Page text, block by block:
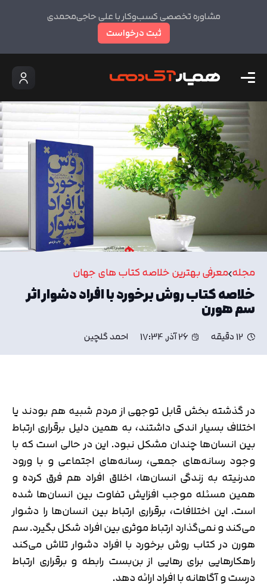
مشاوره تخصصی کسب‌وکار با علی حاجی‌محمدی
ثبت درخواست
مجله معرفی بهترین خلاصه کتاب های جهان
خلاصه کتاب روش برخورد با افراد دشوار اثر
سم هورن
12 دقیقه 26 آذر, 17:34 احمد گلچین
در گذشته بخش قابل توجهی از مردم شبیه هم بودند یا
اختلاف بسیار اندکی داشتند، به همین دلیل برقراری ارتباط
بین انسان‌ها چندان مشکل نبود. این در حالی است که با
وجود رسانه‌های جمعی، رسانه‌های اجتماعی و با ورود
مدرنیته به زندگی انسان‌ها، اخلاق افراد هم فرق کرده و
همین مسئله موجب افزایش تفاوت بین انسان‌ها شده
است. این اختلافات، برقراری ارتباط بین انسان‌ها را دشوار
می‌کند و نمی‌گذارد ارتباط موثری بین افراد شکل بگیرد. سم
هورن در کتاب روش برخورد با افراد دشوار تلاش می‌کند
راهکارهایی برای رهایی از بن‌بست رابطه و برقراری ارتباط
درست و آگاهانه با افراد ارائه دهد.